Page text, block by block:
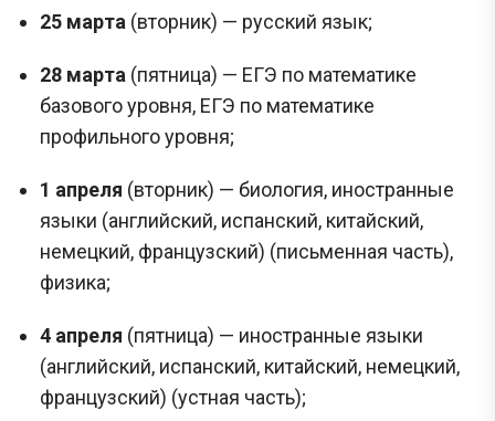
25 марта (вторник) — русский язык;
28 марта (пятница) — ЕГЭ по математике
базового уровня, ЕГЭ по математике
профильного уровня;
1 апреля (вторник) — биология, иностранные
языки (английский, испанский, китайский,
немецкий, французский) (письменная часть),
физика;
4 апреля (пятница) — иностранные языки
(английский, испанский, китайский, немецкий,
французский) (устная часть);